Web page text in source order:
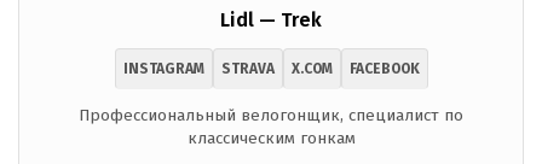
Lidl — Trek
INSTAGRAM STRAVA X.COM FACEBOOK
Профессиональный велогонщик, специалист по
классическим гонкам